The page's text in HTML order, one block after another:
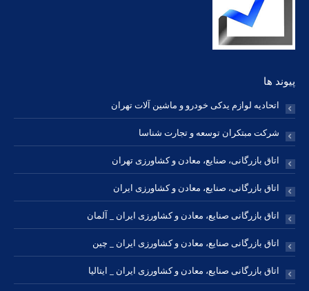
window
window
window
پیوند ها
اتحادیه لوازم یدکی خودرو و ماشین آلات تهران
شرکت مبتکران توسعه و تجارت شناسا
اتاق بازرگانی، صنایع، معادن و کشاورزی تهران
اتاق بازرگانی، صنایع، معادن و کشاورزی ایران
اتاق بازرگانی صنایع، معادن و کشاورزی ایران _ آلمان
اتاق بازرگانی صنایع، معادن و کشاورزی ایران _ چین
اتاق بازرگانی صنایع، معادن و کشاورزی ایران _ ایتالیا